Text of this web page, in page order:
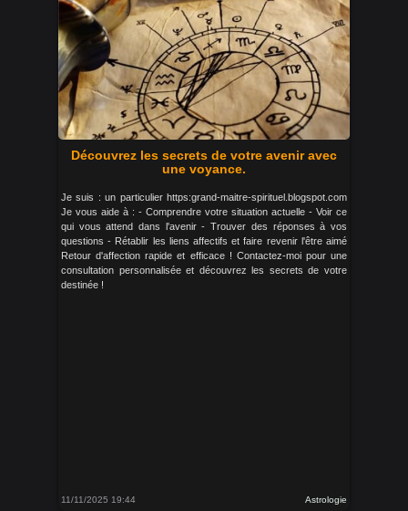
Découvrez les secrets de votre avenir avec
une voyance.
Je suis : un particulier https:grand-maitre-spirituel.blogspot.com
Je vous aide à : - Comprendre votre situation actuelle - Voir ce
qui vous attend dans l'avenir - Trouver des réponses à vos
questions - Rétablir les liens affectifs et faire revenir l'être aimé
Retour d'affection rapide et efficace ! Contactez-moi pour une
consultation personnalisée et découvrez les secrets de votre
destinée !
11/11/2025 19:44 Astrologie